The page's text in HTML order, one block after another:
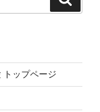
トップページ